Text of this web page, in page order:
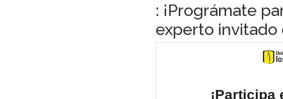
: ¡Prográmate
experto invitado